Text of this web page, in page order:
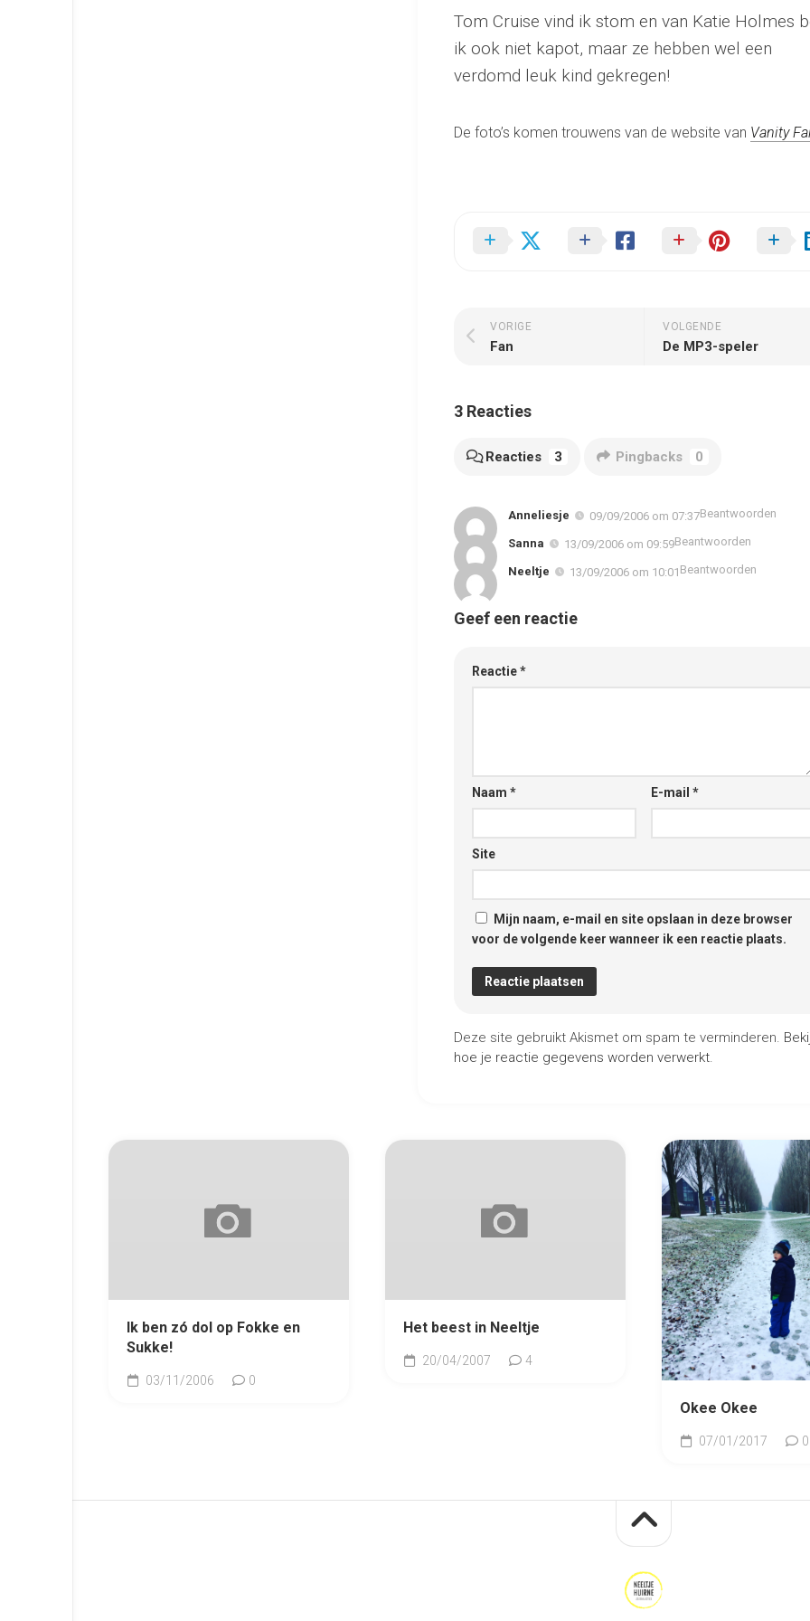
Tom Cruise vind ik stom en van Katie Holmes
ik ook niet kapot, maar ze hebben wel een
verdomd leuk kind gekregen!
De foto’s komen trouwens van de website van Vanity
VOLGENDE
De MP3-speler
VORIGE
Fan
3 Reacties
Reacties 3 Pingbacks 0
Anneliesje 09/09/2006 om 07:37Beantwoorden
Sanna 13/09/2006 om 09:59Beantwoorden
Neeltje 13/09/2006 om 10:01 Beantwoorden
Geef een reactie
Reactie*
Naam * E-mail *
Site
Mijn naam, e-mail en site opslaan in deze browser
voor de volgende keer wanneer ik een reactie plaats.
Deze site gebruikt Akismet om spam te verminderen.
hoe je reactie gegevens worden verwerkt.
Ik ben zó dol op Fokke en
Sukke!
03/11/2006 0
Het beest in Neeltje
20/04/2007 4
Okee Okee
07/01/2017 0